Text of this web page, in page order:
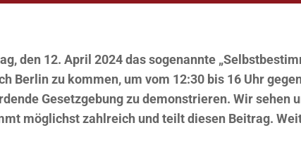
den 12. April 2024 das sogenannte
Berlin zu kommen, um vom 12:30 bis 16 Uhr
Gesetzgebung zu demonstrieren. Wir sehen
möglichst zahlreich und teilt diesen Beitrag.